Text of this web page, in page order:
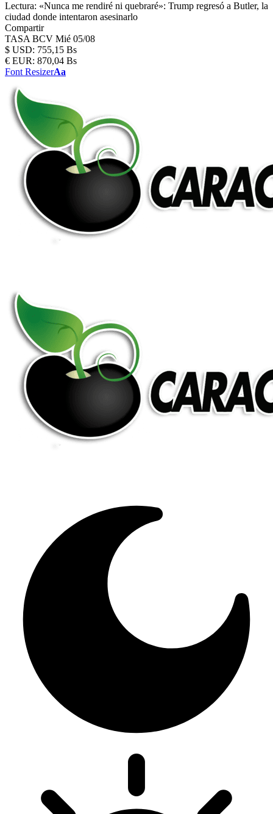
Lectura: «Nunca me rendiré ni quebraré»: Trump regresó a Butler, la
ciudad donde intentaron asesinarlo
Compartir
TASA BCV Mié 05/08
$ USD: 755,15 Bs
€ EUR: 870,04 Bs
Font ResizerAa